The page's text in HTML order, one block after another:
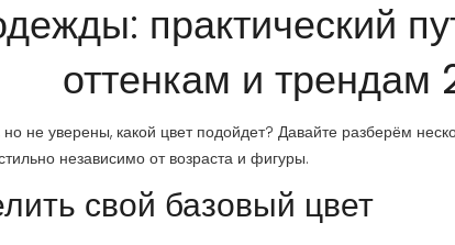
практический
оттенкам и трендам
не уверены, какой цвет подойдет? Давайте разберём
независимо от возраста и фигуры.
свой базовый цвет